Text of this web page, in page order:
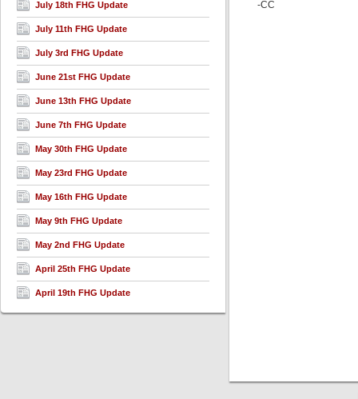
July 18th FHG Update
July 11th FHG Update
July 3rd FHG Update
June 21st FHG Update
June 13th FHG Update
June 7th FHG Update
May 30th FHG Update
May 23rd FHG Update
May 16th FHG Update
May 9th FHG Update
May 2nd FHG Update
April 25th FHG Update
April 19th FHG Update
-CC